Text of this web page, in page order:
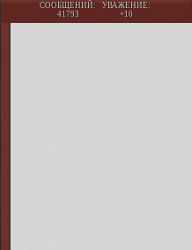
СООБЩЕНИЙ:
41793
УВАЖЕНИЕ:
+10